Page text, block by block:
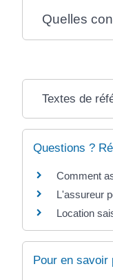
Quelles
Textes de
Questions ?
Comment
L'assureur
Location
Pour en savoir